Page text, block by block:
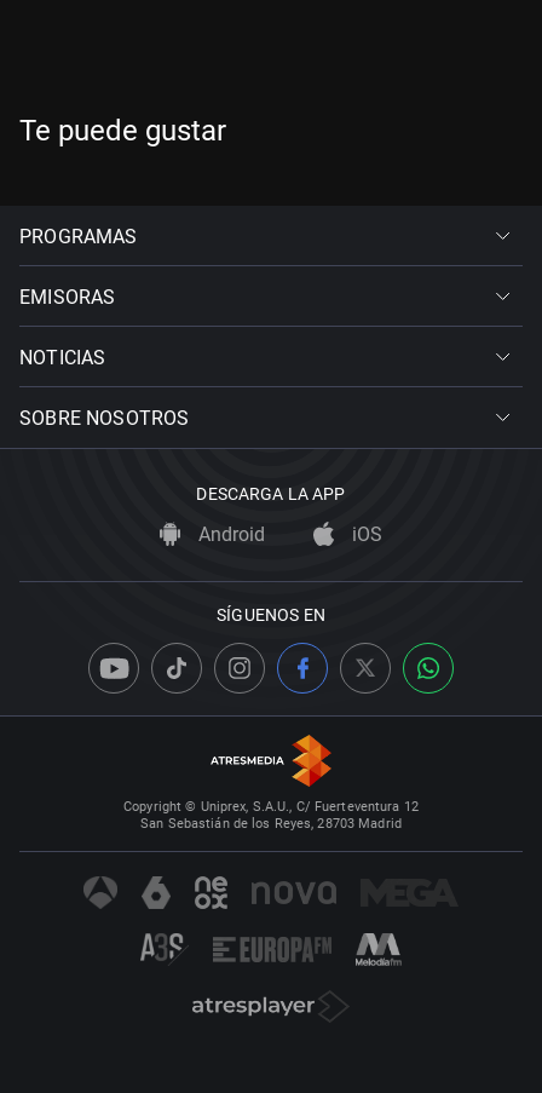
Te puede gustar
PROGRAMAS
EMISORAS
NOTICIAS
SOBRE NOSOTROS
DESCARGA LA APP
Android iOS
SÍGUENOS EN
Copyright © Uniprex, S.A.U., C/ Fuerteventura 12
San Sebastián de los Reyes, 28703 Madrid